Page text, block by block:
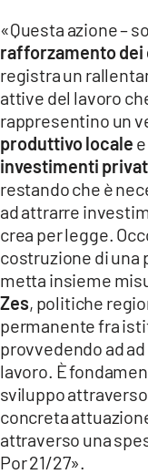
«Questa azione –
rafforzamento dei
registra un
attive del lavoro
rappresentino un
produttivo locale
investimenti
restando che è
ad attrarre
crea per legge.
costruzione di una
metta insieme
Zes, politiche
permanente fra
provvedendo ad
lavoro. È
sviluppo
concreta
attraverso una
Por 21/27».